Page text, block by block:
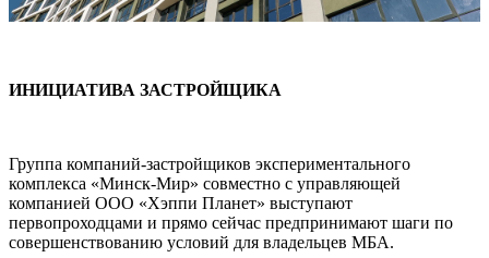
ИНИЦИАТИВА ЗАСТРОЙЩИКА
Группа компаний-застройщиков экспериментального
комплекса «Минск-Мир» совместно с управляющей
компанией ООО «Хэппи Планет» выступают
первопроходцами и прямо сейчас предпринимают шаги по
совершенствованию условий для владельцев МБА.